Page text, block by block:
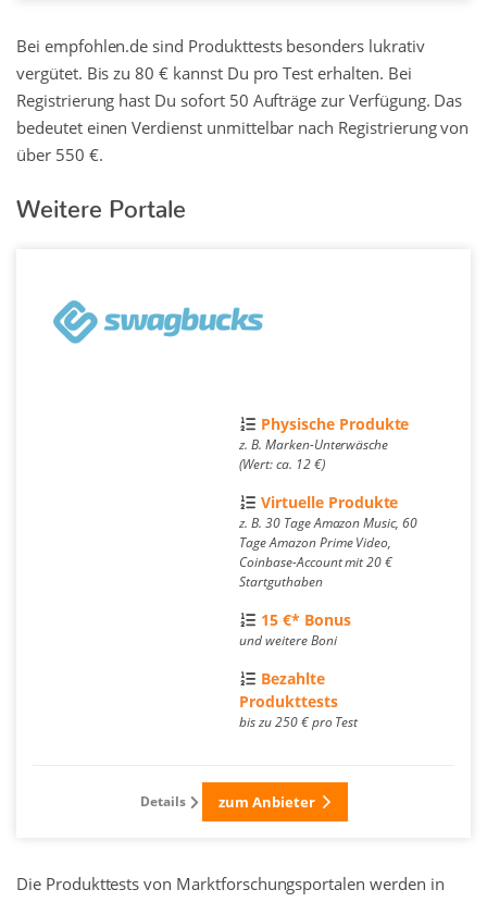
Bei empfohlen.de sind Produkttests besonders lukrativ
vergütet. Bis zu 80 € kannst Du pro Test erhalten. Bei
Registrierung hast Du sofort 50 Aufträge zur Verfügung. Das
bedeutet einen Verdienst unmittelbar nach Registrierung von
über 550 €.
Weitere Portale
Physische Produkte
z. B. Marken-Unterwäsche
(Wert: ca. 12 €)
Virtuelle Produkte
z. B. 30 Tage Amazon Music, 60
Tage Amazon Prime Video,
Coinbase-Account mit 20 €
Startguthaben
15 €* Bonus
und weitere Boni
Bezahlte
Produkttests
bis zu 250 € pro Test
Details zum Anbieter
Die Produkttests von Marktforschungsportalen werden in